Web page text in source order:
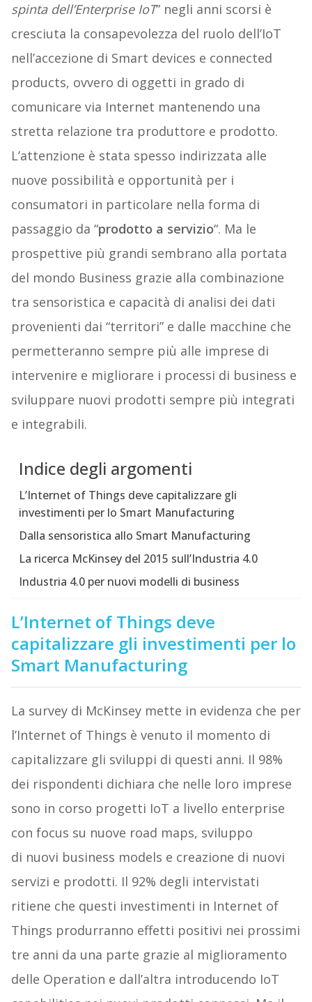
spinta dell’Enterprise IoT” negli anni scorsi è
cresciuta la consapevolezza del ruolo dell’IoT
nell’accezione di Smart devices e connected
products, ovvero di oggetti in grado di
comunicare via Internet mantenendo una
stretta relazione tra produttore e prodotto.
L’attenzione è stata spesso indirizzata alle
nuove possibilità e opportunità per i
consumatori in particolare nella forma di
passaggio da “prodotto a servizio“. Ma le
prospettive più grandi sembrano alla portata
del mondo Business grazie alla combinazione
tra sensoristica e capacità di analisi dei dati
provenienti dai “territori” e dalle macchine che
permetteranno sempre più alle imprese di
intervenire e migliorare i processi di business e
sviluppare nuovi prodotti sempre più integrati
e integrabili.
Indice degli argomenti
L’Internet of Things deve capitalizzare gli
investimenti per lo Smart Manufacturing
Dalla sensoristica allo Smart Manufacturing
La ricerca McKinsey del 2015 sull’Industria 4.0
Industria 4.0 per nuovi modelli di business
L’Internet of Things deve
capitalizzare gli investimenti per lo
Smart Manufacturing
La survey di McKinsey mette in evidenza che per
l’Internet of Things è venuto il momento di
capitalizzare gli sviluppi di questi anni. Il 98%
dei rispondenti dichiara che nelle loro imprese
sono in corso progetti IoT a livello enterprise
con focus su nuove road maps, sviluppo
di nuovi business models e creazione di nuovi
servizi e prodotti. Il 92% degli intervistati
ritiene che questi investimenti in Internet of
Things produrranno effetti positivi nei prossimi
tre anni da una parte grazie al miglioramento
delle Operation e dall’altra introducendo IoT